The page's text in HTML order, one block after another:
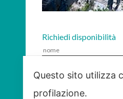
Richiedi disponibilità
Questo sito utilizza
profilazione.